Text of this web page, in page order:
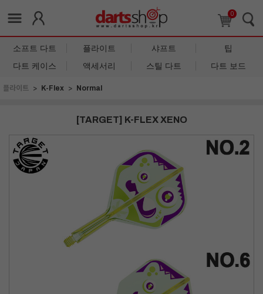
0
소프트 다트 플라이트 샤프트
팁
다트 케이스
액세서리 스틸 다트 다트 보드
플라이트 K-Flex Normal
[TARGET] K-FLEX XENO